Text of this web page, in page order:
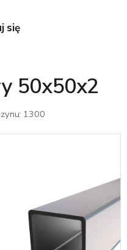
się
50x50x2
1300